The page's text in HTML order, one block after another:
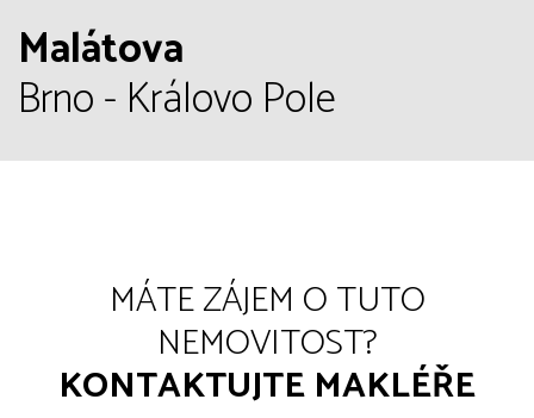
Malátova
Brno - Královo Pole
MÁTE ZÁJEM O TUTO
NEMOVITOST?
KONTAKTUJTE MAKLÉŘE